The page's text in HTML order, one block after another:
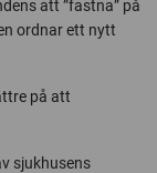
att ”fastna” på
ordnar ett nytt
på att
sjukhusens